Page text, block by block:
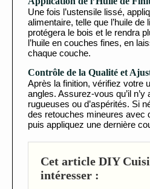
Une fois l’ustensile lissé,
alimentaire, telle que l’huile de
protégera le bois et le rendra
l’huile en couches fines, en
chaque couche.
Contrôle de la Qualité et
Après la finition, vérifiez votre
angles. Assurez-vous qu’il n’y
rugueuses ou d’aspérités. Si
des retouches mineures avec
puis appliquez une dernière
Cet article DIY
intéresser :